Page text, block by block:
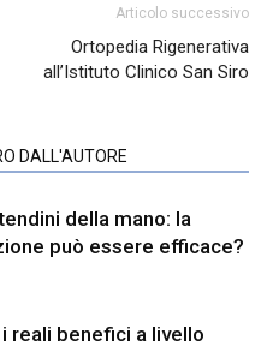
Articolo successivo
Ortopedia Rigenerativa
all’Istituto Clinico San Siro
DALL'AUTORE
della mano: la
può essere efficace?
reali benefici a livello